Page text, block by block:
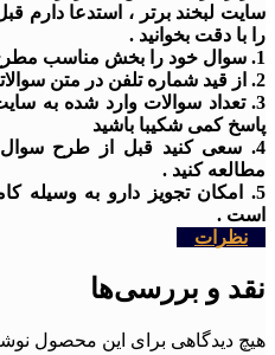
سایت لبخند برتر ، استدعا دارم
را با دقت بخوانید .
1. سوال خود را بخش مناسب مطرح کنید .
2. از قید شماره تلفن در متن سوالاتتون خود داری فرمایید .
3. تعداد سوالات وارد شده به
پاسخ کمی شکیبا باشید
4. سعی کنید قبل از طرح سوال
مطالعه کنید .
5. امکان تجویز دارو به وسیله
است .
نظرات
نقد و بررسی‌ها
هیچ دیدگاهی برای این محصول